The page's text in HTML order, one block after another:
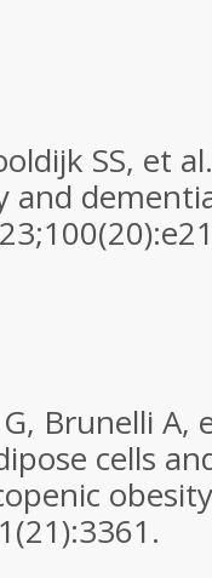
SS, et
and
Brunelli A,
cells